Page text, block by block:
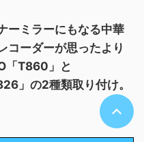
ーミラーにもなる中華
コーダーが思ったより
「T860」と
」の2種類取り付け。